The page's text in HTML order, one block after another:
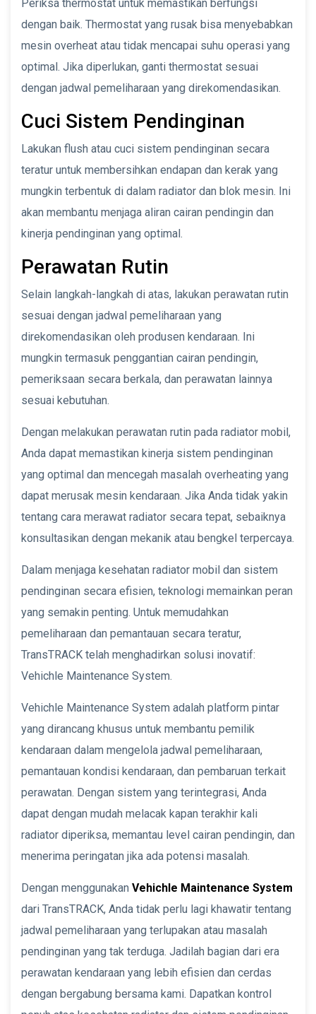
Periksa thermostat untuk memastikan berfungsi
dengan baik. Thermostat yang rusak bisa menyebabkan
mesin overheat atau tidak mencapai suhu operasi yang
optimal. Jika diperlukan, ganti thermostat sesuai
dengan jadwal pemeliharaan yang direkomendasikan.
Cuci Sistem Pendinginan
Lakukan flush atau cuci sistem pendinginan secara
teratur untuk membersihkan endapan dan kerak yang
mungkin terbentuk di dalam radiator dan blok mesin. Ini
akan membantu menjaga aliran cairan pendingin dan
kinerja pendinginan yang optimal.
Perawatan Rutin
Selain langkah-langkah di atas, lakukan perawatan rutin
sesuai dengan jadwal pemeliharaan yang
direkomendasikan oleh produsen kendaraan. Ini
mungkin termasuk penggantian cairan pendingin,
pemeriksaan secara berkala, dan perawatan lainnya
sesuai kebutuhan.
Dengan melakukan perawatan rutin pada radiator mobil,
Anda dapat memastikan kinerja sistem pendinginan
yang optimal dan mencegah masalah overheating yang
dapat merusak mesin kendaraan. Jika Anda tidak yakin
tentang cara merawat radiator secara tepat, sebaiknya
konsultasikan dengan mekanik atau bengkel terpercaya.
Dalam menjaga kesehatan radiator mobil dan sistem
pendinginan secara efisien, teknologi memainkan peran
yang semakin penting. Untuk memudahkan
pemeliharaan dan pemantauan secara teratur,
TransTRACK telah menghadirkan solusi inovatif:
Vehichle Maintenance System.
Vehichle Maintenance System adalah platform pintar
yang dirancang khusus untuk membantu pemilik
kendaraan dalam mengelola jadwal pemeliharaan,
pemantauan kondisi kendaraan, dan pembaruan terkait
perawatan. Dengan sistem yang terintegrasi, Anda
dapat dengan mudah melacak kapan terakhir kali
radiator diperiksa, memantau level cairan pendingin, dan
menerima peringatan jika ada potensi masalah.
Dengan menggunakan Vehichle Maintenance System
dari TransTRACK, Anda tidak perlu lagi khawatir tentang
jadwal pemeliharaan yang terlupakan atau masalah
pendinginan yang tak terduga. Jadilah bagian dari era
perawatan kendaraan yang lebih efisien dan cerdas
dengan bergabung bersama kami. Dapatkan kontrol